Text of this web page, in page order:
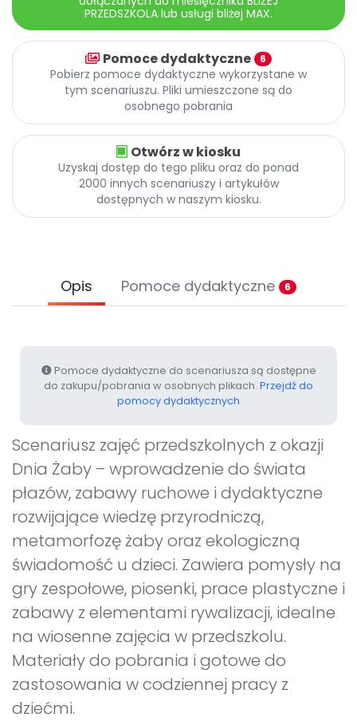
Archiwalne numery
Pomoc
PRZEDSZKOLA lub usługi bliżej MAX.
Pomoce dydaktyczne 6
Pobierz pomoce dydaktyczne wykorzystane w
tym scenariuszu. Pliki umieszczone są do
osobnego pobrania
Otwórz w kiosku
Uzyskaj dostęp do tego pliku oraz do ponad
2000 innych scenariuszy i artykułów
dostępnych w naszym kiosku.
Opis Pomoce dydaktyczne 6
Pomoce dydaktyczne do scenariusza są dostępne
do zakupu/pobrania w osobnych plikach. Przejdź do
pomocy dydaktycznych
Scenariusz zajęć przedszkolnych z okazji
Dnia Żaby – wprowadzenie do świata
płazów, zabawy ruchowe i dydaktyczne
rozwijające wiedzę przyrodniczą,
metamorfozę żaby oraz ekologiczną
świadomość u dzieci. Zawiera pomysły na
gry zespołowe, piosenki, prace plastyczne i
zabawy z elementami rywalizacji, idealne
na wiosenne zajęcia w przedszkolu.
Materiały do pobrania i gotowe do
zastosowania w codziennej pracy z
dziećmi.